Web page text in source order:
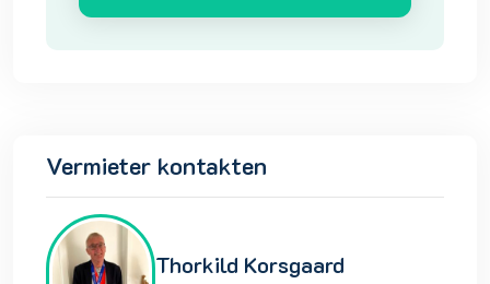
Vermieter kontakten
Thorkild Korsgaard